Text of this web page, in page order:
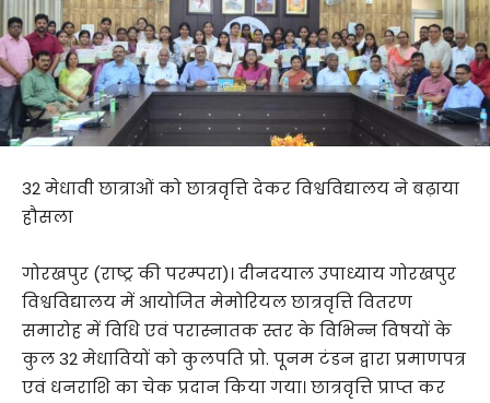
32 मेधावी छात्राओं को छात्रवृत्ति देकर विश्वविद्यालय ने बढ़ाया
हौसला
गोरखपुर (राष्ट्र की परम्परा)। दीनदयाल उपाध्याय गोरखपुर
विश्वविद्यालय में आयोजित मेमोरियल छात्रवृत्ति वितरण
समारोह में विधि एवं परास्नातक स्तर के विभिन्न विषयों के
कुल 32 मेधावियों को कुलपति प्रो. पूनम टंडन द्वारा प्रमाणपत्र
एवं धनराशि का चेक प्रदान किया गया। छात्रवृत्ति प्राप्त कर